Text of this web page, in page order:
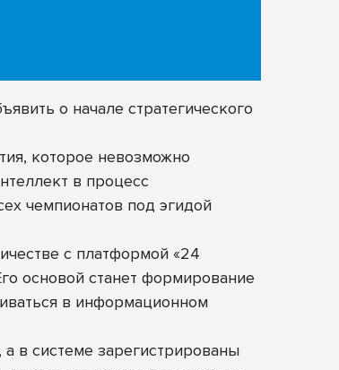
о начале стратегического
которое невозможно
в процесс
чемпионатов под эгидой
с платформой «24
основой станет формирование
в информационном
в системе зарегистрированы